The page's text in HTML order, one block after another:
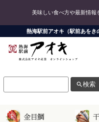
美味しい食べ方や最新情報
熱海駅前アオキ（駅前あをき
search 検索
金目鯛